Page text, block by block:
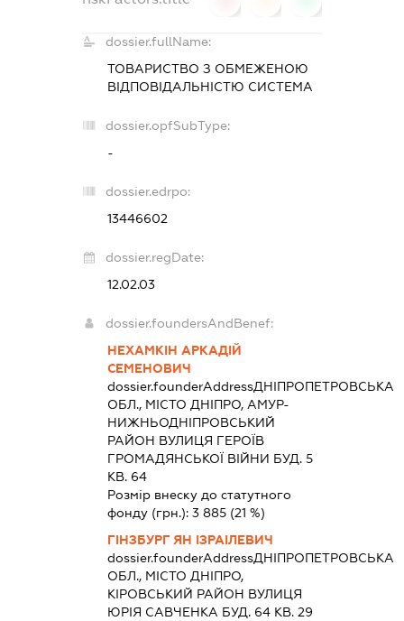
dossier.fullName:
ТОВАРИСТВО З ОБМЕЖЕНОЮ
ВІДПОВІДАЛЬНІСТЮ СИСТЕМА
dossier.opfSubType:
-
dossier.edrpo:
13446602
dossier.regDate:
12.02.03
dossier.foundersAndBenef:
НЕХАМКІН АРКАДІЙ
СЕМЕНОВИЧ
dossier.founderAddressДНІПРОПЕТРОВСЬКА
ОБЛ., МІСТО ДНІПРО, АМУР-
НИЖНЬОДНІПРОВСЬКИЙ
РАЙОН ВУЛИЦЯ ГЕРОЇВ
ГРОМАДЯНСЬКОЇ ВІЙНИ БУД. 5
КВ. 64
Розмір внеску до статутного
фонду (грн.): 3 885(21 %)
ГІНЗБУРГ ЯН ІЗРАІЛЕВИЧ
dossier.founderAddressДНІПРОПЕТРОВСЬКА
ОБЛ., МІСТО ДНІПРО,
КІРОВСЬКИЙ РАЙОН ВУЛИЦЯ
ЮРІЯ САВЧЕНКА БУД. 64 КВ. 29